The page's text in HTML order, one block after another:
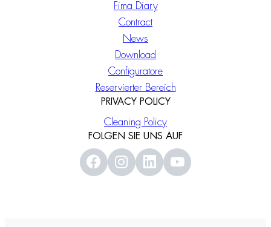
Fima Diary
Contract
News
Download
Configuratore
Reservierter Bereich
PRIVACY POLICY
Cleaning Policy
FOLGEN SIE UNS AUF